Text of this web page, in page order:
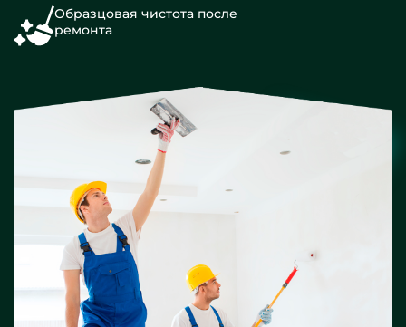
Образцовая чистота после
ремонта